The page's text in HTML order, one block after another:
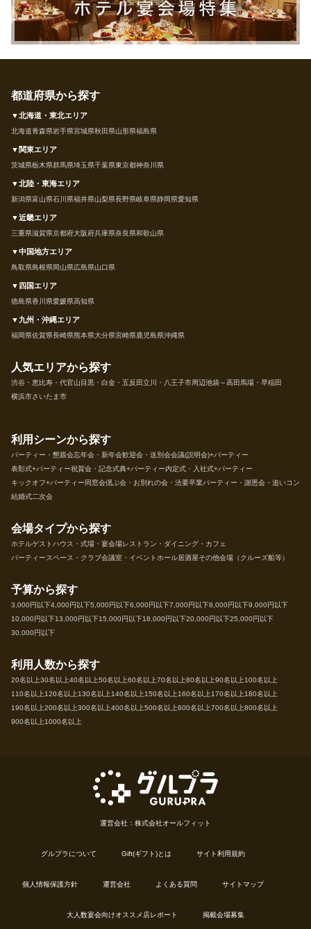
都道府県から探す
▼北海道・東北エリア
北海道青森県岩手県宮城県秋田県山形県福島県
▼関東エリア
茨城県栃木県群馬県埼玉県千葉県東京都神奈川県
▼北陸・東海エリア
新潟県富山県石川県福井県山梨県長野県岐阜県静岡県愛知県
▼近畿エリア
三重県滋賀県京都府大阪府兵庫県奈良県和歌山県
▼中国地方エリア
鳥取県島根県岡山県広島県山口県
▼四国エリア
徳島県香川県愛媛県高知県
▼九州・沖縄エリア
福岡県佐賀県長崎県熊本県大分県宮崎県鹿児島県沖縄県
人気エリアから探す
渋谷・恵比寿・代官山目黒・白金・五反田立川・八王子市周辺池袋～高田馬場・早稲田
横浜市さいたま市
利用シーンから探す
パーティー・懇親会忘年会・新年会歓迎会・送別会会議(説明会)+パーティー
表彰式+パーティー祝賀会・記念式典+パーティー内定式・入社式+パーティー
キックオフ+パーティー 同窓会偲ぶ会・お別れの会・法要卒業パーティー・謝恩会・追いコン
結婚式二次会
会場タイプから探す
ホテルゲストハウス・式場・宴会場レストラン・ダイニング・カフェ
パーティースペース・クラブ会議室・イベントホール居酒屋その他会場（クルーズ船等）
予算から探す
3,000円以下4,000円以下5,000円以下6,000円以下7,000円以下8,000円以下9,000円以下
10,000円以下13,000円以下15,000円以下18,000円以下20,000円以下25,000円以下
30,000円以下
利用人数から探す
20名以上30名以上40名以上50名以上60名以上70名以上80名以上90名以上100名以上
110名以上120名以上130名以上140名以上150名以上160名以上170名以上180名以上
190名以上200名以上300名以上400名以上500名以上600名以上700名以上800名以上
900名以上1000名以上
運営会社：株式会社オールフィット
グルプラについて Gift(ギフト)とは サイト利用規約
個人情報保護方針 運営会社 よくある質問 サイトマップ
大人数宴会向けオススメ店レポート 掲載会場募集